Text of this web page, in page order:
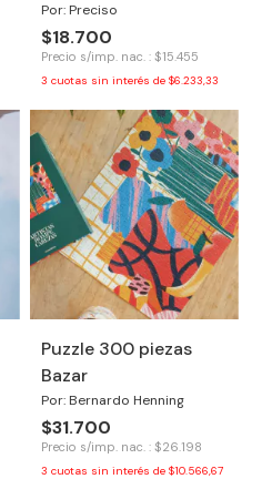
Por: Preciso
$18.700
Precio s/imp. nac. : $15.455
3 cuotas sin interés de $6.233,33
Puzzle 300 piezas
Bazar
Por: Bernardo Henning
$31.700
Precio s/imp. nac. : $26.198
3 cuotas sin interés de $10.566,67